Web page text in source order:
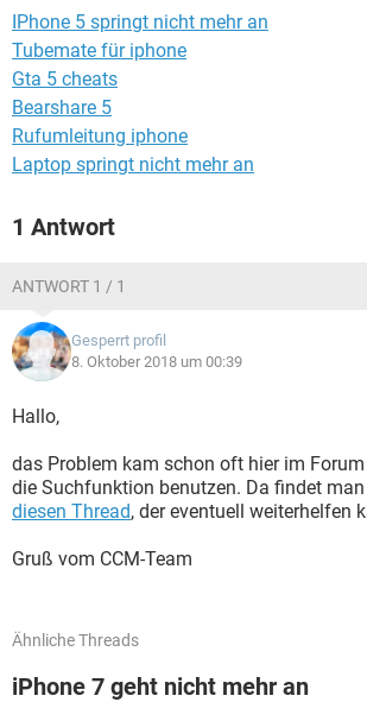
IPhone 5 springt nicht mehr an
Tubemate für iphone
Gta 5 cheats
Bearshare 5
Rufumleitung iphone
Laptop springt nicht mehr an
1 Antwort
ANTWORT 1 / 1
Gesperrt profil
8. Oktober 2018 um 00:39
Hallo,
das Problem kam schon oft hier im
die Suchfunktion benutzen. Da findet
diesen Thread, der eventuell weiterhelfen
Gruß vom CCM-Team
Ähnliche Threads
iPhone 7 geht nicht mehr an